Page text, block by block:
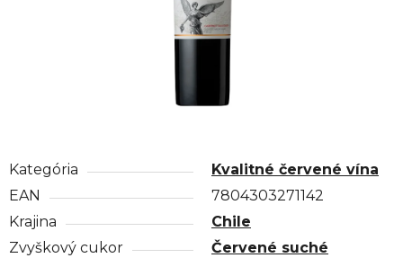
Kategória
Kvalitné červené vína
EAN
7804303271142
Krajina
Chile
Zvyškový cukor
Červené suché